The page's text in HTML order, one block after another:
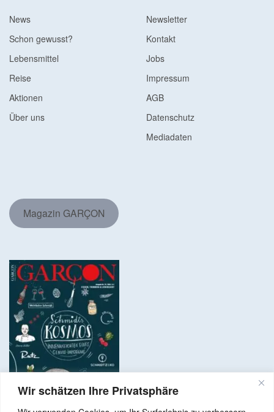
Wir schätzen Ihre Privatsphäre
News
Schon gewusst?
Lebensmittel
Reise
Aktionen
Über uns
Newsletter
Kontakt
Jobs
Impressum
AGB
Datenschutz
Mediadaten
Magazin GARÇON